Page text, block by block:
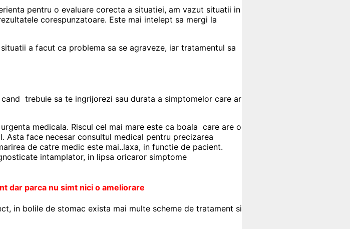
pentru o evaluare corecta a situatiei, am vazut situatii in
corespunzatoare. Este mai intelept sa mergi la
a facut ca problema sa se agraveze, iar tratamentul sa
trebuie sa te ingrijorezi sau durata a simptomelor care ar
medicala. Riscul cel mai mare este ca boala care are o
face necesar consultul medical pentru precizarea
de catre medic este mai..laxa, in functie de pacient.
intamplator, in lipsa oricaror simptome
dar parca nu simt nici o ameliorare
in bolile de stomac exista mai multe scheme de tratament si